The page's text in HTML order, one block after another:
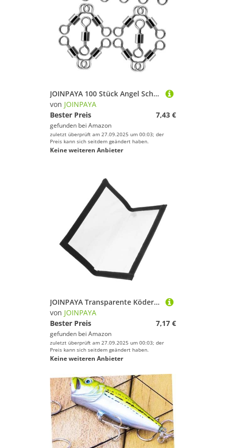
JOINPAYA 100 Stück Angel Schnappverbinder Wirbel Professionelle Angelverbinder Ausrüstungswirbel Rollende Tonnenwirbel Süßwasser Angelgeräte Schnurroll Angelwirbel Schwarz
von JOINPAYA
Bester Preis
7,43 €
gefunden bei Amazon
zuletzt überprüft am 27.09.2025 um 00:03; der
Preis kann sich seitdem geändert haben.
Keine weiteren Anbieter
JOINPAYA Transparente Köderabdeckung aus Langlebigem PVC Leichter Schutz für Angelhaken und Köder Praktisches Outdoor Zubehör für Süßwasser Meeresangeln
von JOINPAYA
Bester Preis
7,17 €
gefunden bei Amazon
zuletzt überprüft am 27.09.2025 um 00:03; der
Preis kann sich seitdem geändert haben.
Keine weiteren Anbieter